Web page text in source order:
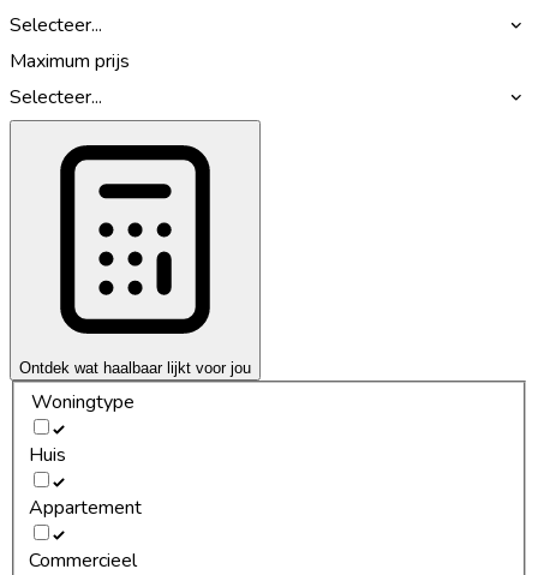
Selecteer...
Maximum prijs
Selecteer...
Ontdek wat haalbaar lijkt voor jou
Woningtype
Huis
Appartement
Commercieel